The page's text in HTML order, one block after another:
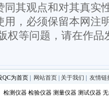
同其观点和对其真实
，必须保留本网注
等问题，请在作品
QC为首页 网站首页 关于我们 友情链
检测仪器 检验仪器 测量仪器 测试仪器